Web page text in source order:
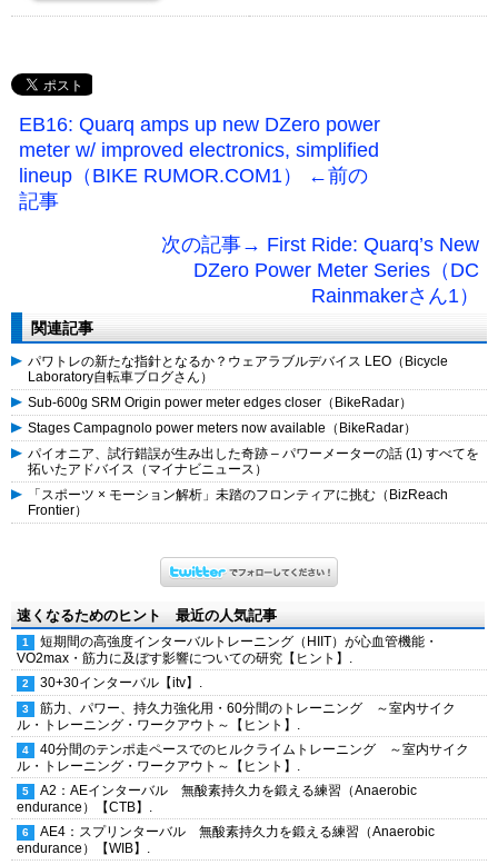
EB16: Quarq amps up new DZero power
meter w/ improved electronics, simplified
lineup（BIKE RUMOR.COM1） ←前の
記事
次の記事→ First Ride: Quarq’s New
DZero Power Meter Series（DC
Rainmakerさん1）
関連記事
パワトレの新たな指針となるか？ウェアラブルデバイス LEO（Bicycle
Laboratory自転車ブログさん）
Sub-600g SRM Origin power meter edges closer（BikeRadar）
Stages Campagnolo power meters now available（BikeRadar）
パイオニア、試行錯誤が生み出した奇跡 – パワーメーターの話 (1) すべてを
拓いたアドバイス（マイナビニュース）
「スポーツ × モーション解析」未踏のフロンティアに挑む（BizReach
Frontier）
速くなるためのヒント 最近の人気記事
短期間の高強度インターバルトレーニング（HIIT）が心血管機能・
VO2max・筋力に及ぼす影響についての研究【ヒント】.
30+30インターバル【itv】.
筋力、パワー、持久力強化用・60分間のトレーニング ～室内サイク
ル・トレーニング・ワークアウト～【ヒント】.
40分間のテンポ走ペースでのヒルクライムトレーニング ～室内サイク
ル・トレーニング・ワークアウト～【ヒント】.
A2：AEインターバル 無酸素持久力を鍛える練習（Anaerobic
endurance）【CTB】.
AE4：スプリンターバル 無酸素持久力を鍛える練習（Anaerobic
endurance）【WIB】.